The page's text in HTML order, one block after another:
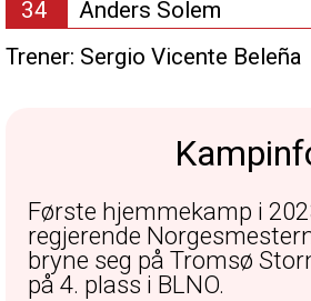
34
Anders Solem
Trener: Sergio Vicente Beleña
Første hjemmekamp i
regjerende
bryne seg på Tromsø
på 4. plass i BLNO.